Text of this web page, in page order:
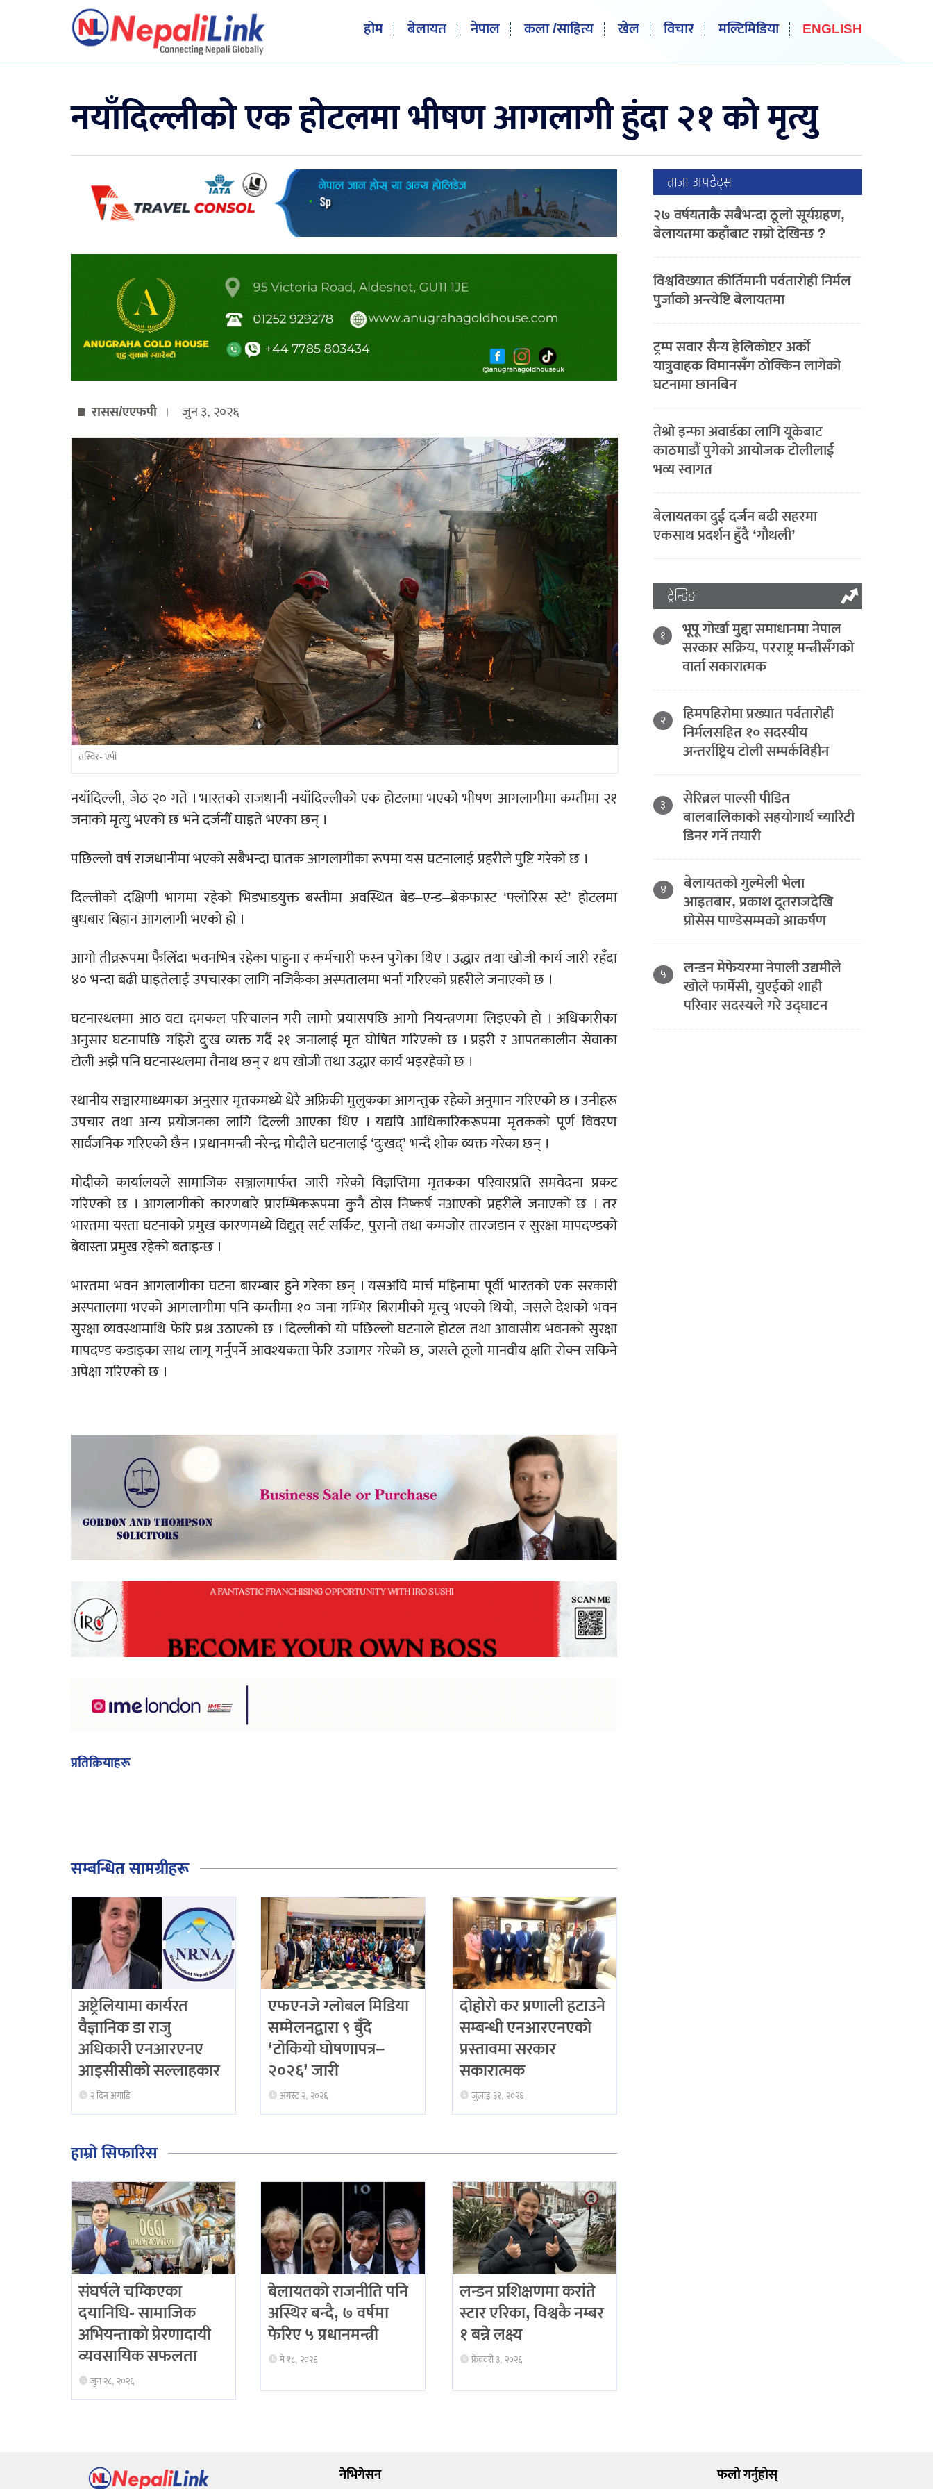
होम बेलायत नेपाल कला /साहित्य खेल विचार मल्टिमिडिया ENGLISH
नयाँदिल्लीको एक होटलमा भीषण आगलागी हुंदा २१ को मृत्यु
रासस/एएफपी जुन ३, २०२६
तस्विर- एपी
नयाँदिल्ली, जेठ २० गते । भारतको राजधानी नयाँदिल्लीको एक होटलमा भएको भीषण आगलागीमा कम्तीमा २१
जनाको मृत्यु भएको छ भने दर्जनौँ घाइते भएका छन् ।
पछिल्लो वर्ष राजधानीमा भएको सबैभन्दा घातक आगलागीका रूपमा यस घटनालाई प्रहरीले पुष्टि गरेको छ ।
दिल्लीको दक्षिणी भागमा रहेको भिडभाडयुक्त बस्तीमा अवस्थित बेड–एन्ड–ब्रेकफास्ट ‘फ्लोरिस स्टे’ होटलमा
बुधबार बिहान आगलागी भएको हो ।
आगो तीव्ररूपमा फैलिँदा भवनभित्र रहेका पाहुना र कर्मचारी फस्न पुगेका थिए । उद्धार तथा खोजी कार्य जारी रहँदा
४० भन्दा बढी घाइतेलाई उपचारका लागि नजिकैका अस्पतालमा भर्ना गरिएको प्रहरीले जनाएको छ ।
घटनास्थलमा आठ वटा दमकल परिचालन गरी लामो प्रयासपछि आगो नियन्त्रणमा लिइएको हो । अधिकारीका
अनुसार घटनापछि गहिरो दुःख व्यक्त गर्दै २१ जनालाई मृत घोषित गरिएको छ । प्रहरी र आपतकालीन सेवाका
टोली अझै पनि घटनास्थलमा तैनाथ छन् र थप खोजी तथा उद्धार कार्य भइरहेको छ ।
स्थानीय सञ्चारमाध्यमका अनुसार मृतकमध्ये धेरै अफ्रिकी मुलुकका आगन्तुक रहेको अनुमान गरिएको छ । उनीहरू
उपचार तथा अन्य प्रयोजनका लागि दिल्ली आएका थिए । यद्यपि आधिकारिकरूपमा मृतकको पूर्ण विवरण
सार्वजनिक गरिएको छैन । प्रधानमन्त्री नरेन्द्र मोदीले घटनालाई ‘दुःखद्’ भन्दै शोक व्यक्त गरेका छन् ।
मोदीको कार्यालयले सामाजिक सञ्जालमार्फत जारी गरेको विज्ञप्तिमा मृतकका परिवारप्रति समवेदना प्रकट
गरिएको छ । आगलागीको कारणबारे प्रारम्भिकरूपमा कुनै ठोस निष्कर्ष नआएको प्रहरीले जनाएको छ । तर
भारतमा यस्ता घटनाको प्रमुख कारणमध्ये विद्युत् सर्ट सर्किट, पुरानो तथा कमजोर तारजडान र सुरक्षा मापदण्डको
बेवास्ता प्रमुख रहेको बताइन्छ ।
भारतमा भवन आगलागीका घटना बारम्बार हुने गरेका छन् । यसअघि मार्च महिनामा पूर्वी भारतको एक सरकारी
अस्पतालमा भएको आगलागीमा पनि कम्तीमा १० जना गम्भिर बिरामीको मृत्यु भएको थियो, जसले देशको भवन
सुरक्षा व्यवस्थामाथि फेरि प्रश्न उठाएको छ । दिल्लीको यो पछिल्लो घटनाले होटल तथा आवासीय भवनको सुरक्षा
मापदण्ड कडाइका साथ लागू गर्नुपर्ने आवश्यकता फेरि उजागर गरेको छ, जसले ठूलो मानवीय क्षति रोक्न सकिने
अपेक्षा गरिएको छ ।
प्रतिक्रियाहरू
सम्बन्धित सामग्रीहरू
अष्ट्रेलियामा कार्यरत
वैज्ञानिक डा राजु
अधिकारी एनआरएनए
आइसीसीको सल्लाहकार
२ दिन अगाडि
एफएनजे ग्लोबल मिडिया
सम्मेलनद्वारा ९ बुँदे
‘टोकियो घोषणापत्र–
२०२६’ जारी
अगस्ट २, २०२६
दोहोरो कर प्रणाली हटाउने
सम्बन्धी एनआरएनएको
प्रस्तावमा सरकार
सकारात्मक
जुलाइ ३१, २०२६
हाम्रो सिफारिस
संघर्षले चम्किएका
दयानिधि- सामाजिक
अभियन्ताको प्रेरणादायी
व्यवसायिक सफलता
जुन २८, २०२६
बेलायतको राजनीति पनि
अस्थिर बन्दै, ७ वर्षमा
फेरिए ५ प्रधानमन्त्री
मे १८, २०२६
लन्डन प्रशिक्षणमा करांते
स्टार एरिका, विश्वकै नम्बर
१ बन्ने लक्ष्य
फ्रेब्रवरी ३, २०२६
ताजा अपडेट्स
२७ वर्षयताकै सबैभन्दा ठूलो सूर्यग्रहण,
बेलायतमा कहाँबाट राम्रो देखिन्छ ?
विश्वविख्यात कीर्तिमानी पर्वतारोही निर्मल
पुर्जाको अन्त्येष्टि बेलायतमा
ट्रम्प सवार सैन्य हेलिकोप्टर अर्को
यात्रुवाहक विमानसँग ठोक्किन लागेको
घटनामा छानबिन
तेश्रो इन्फा अवार्डका लागि यूकेबाट
काठमाडौं पुगेको आयोजक टोलीलाई
भव्य स्वागत
बेलायतका दुई दर्जन बढी सहरमा
एकसाथ प्रदर्शन हुँदै ‘गौथली’
ट्रेन्डिङ
१ भूपू गोर्खा मुद्दा समाधानमा नेपाल
सरकार सक्रिय, परराष्ट्र मन्त्रीसँगको
वार्ता सकारात्मक
२ हिमपहिरोमा प्रख्यात पर्वतारोही
निर्मलसहित १० सदस्यीय
अन्तर्राष्ट्रिय टोली सम्पर्कविहीन
३ सेरिब्रल पाल्सी पीडित
बालबालिकाको सहयोगार्थ च्यारिटी
डिनर गर्ने तयारी
४ बेलायतको गुल्मेली भेला
आइतबार, प्रकाश दूतराजदेखि
प्रोसेस पाण्डेसम्मको आकर्षण
५ लन्डन मेफेयरमा नेपाली उद्यमीले
खोले फार्मेसी, युएईको शाही
परिवार सदस्यले गरे उद्घाटन
नेभिगेसन फलो गर्नुहोस्